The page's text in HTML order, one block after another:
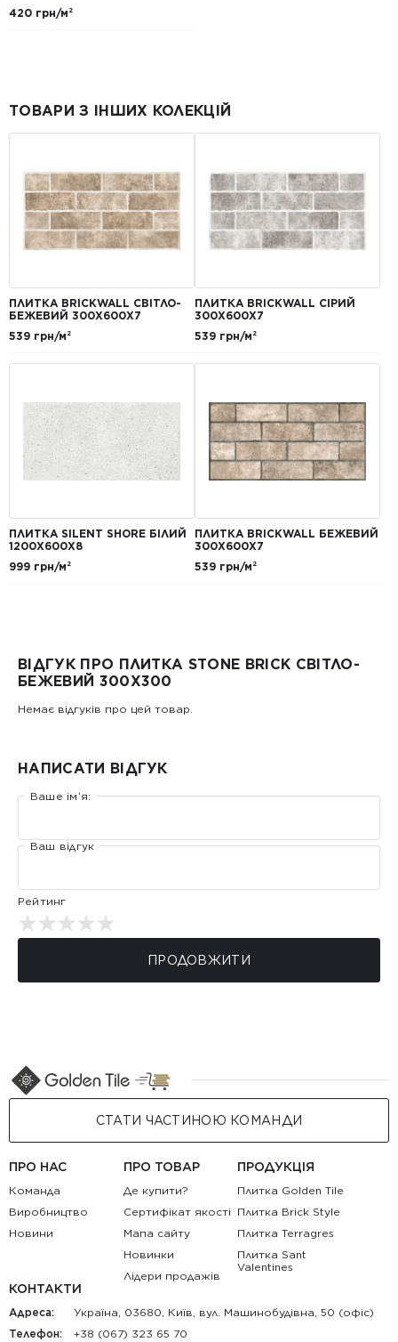
420 грн/м²
ТОВАРИ З ІНШИХ КОЛЕКЦІЙ
ПЛИТКА BRICKWALL СВІТЛО-
БЕЖЕВИЙ 300Х600Х7
539 грн/м²
ПЛИТКА BRICKWALL СІРИЙ
300Х600Х7
539 грн/м²
ПЛИТКА SILENT SHORE БІЛИЙ
1200Х600Х8
999 грн/м²
ПЛИТКА BRICKWALL БЕЖЕВИЙ
300Х600Х7
539 грн/м²
ВІДГУК ПРО ПЛИТКА STONE BRICK СВІТЛО-
БЕЖЕВИЙ 300X300
Немає відгуків про цей товар.
НАПИСАТИ ВІДГУК
Ваше ім’я:
Ваш відгук
Рейтинг
ПРОДОВЖИТИ
СТАТИ ЧАСТИНОЮ КОМАНДИ
ПРО НАС
Команда
Виробництво
Новини
ПРО ТОВАР
Де купити?
Сертифікат якості
Мапа сайту
Новинки
Лідери продажів
ПРОДУКЦІЯ
Плитка Golden Tile
Плитка Brick Style
Плитка Terragres
Плитка Sant
Valentines
КОНТАКТИ
Адреса:
Україна, 03680, Київ, вул. Машинобудівна, 50 (офіс)
Телефон:
+38 (067) 323 65 70